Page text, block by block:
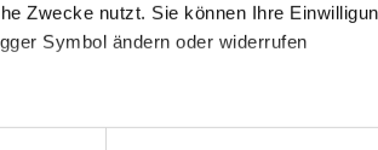
Zwecke nutzt. Sie können Ihre
Symbol ändern oder widerrufen
welche bis auf einige Meter genau